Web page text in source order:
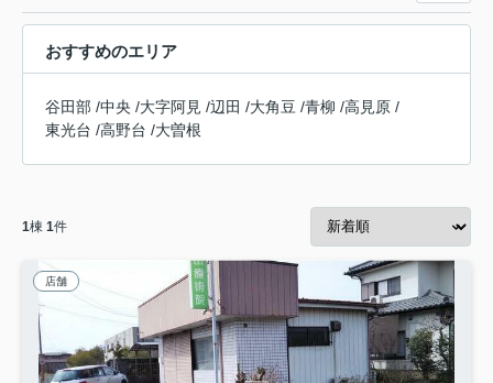
おすすめのエリア
谷田部 /中央 /大字阿見 /辺田 /大角豆 /青柳 /高見原 /
東光台 /高野台 /大曽根
1棟 1件
店舗